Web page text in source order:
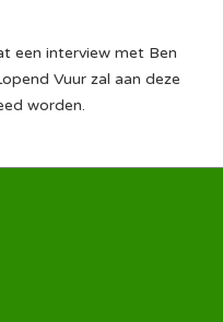
een interview met Ben
Vuur zal aan deze
worden.